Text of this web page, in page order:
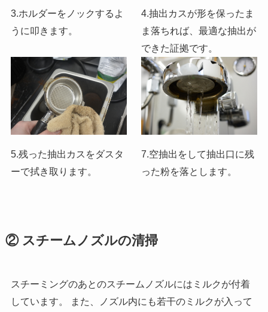
3.ホルダーをノックするよ
うに叩きます。
4.抽出カスが形を保ったま
ま落ちれば、最適な抽出が
できた証拠です。
5.残った抽出カスをダスタ
ーで拭き取ります。
7.空抽出をして抽出口に残
った粉を落とします。
② スチームノズルの清掃
スチーミングのあとのスチームノズルにはミルクが付着
しています。 また、ノズル内にも若干のミルクが入って